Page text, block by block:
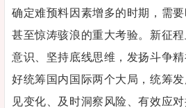
确定难预料因素增多的时期，需
甚至惊涛骇浪的重大考验。新征
意识、坚持底线思维，发扬斗争
好统筹国内国际两个大局，统筹
见变化、及时洞察风险、有效应